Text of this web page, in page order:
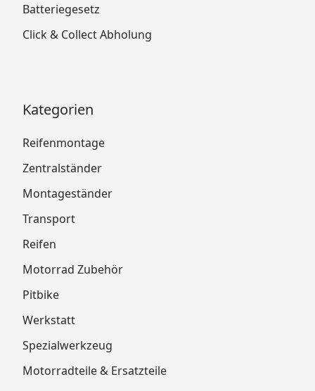
Batteriegesetz
Click & Collect Abholung
Kategorien
Reifenmontage
Zentralständer
Montageständer
Transport
Reifen
Motorrad Zubehör
Pitbike
Werkstatt
Spezialwerkzeug
Motorradteile & Ersatzteile